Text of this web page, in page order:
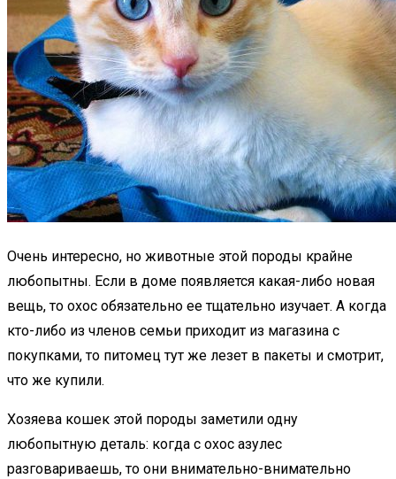
Очень интересно, но животные этой породы крайне
любопытны. Если в доме появляется какая-либо новая
вещь, то охос обязательно ее тщательно изучает. А когда
кто-либо из членов семьи приходит из магазина с
покупками, то питомец тут же лезет в пакеты и смотрит,
что же купили.
Хозяева кошек этой породы заметили одну
любопытную деталь: когда с охос азулес
разговариваешь, то они внимательно-внимательно